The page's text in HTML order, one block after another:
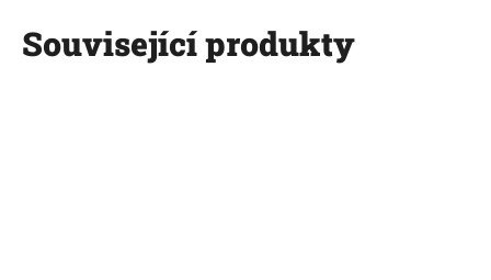
Související produkty